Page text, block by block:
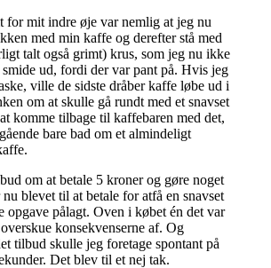
for mit indre øje var nemlig at jeg nu
med min kaffe og derefter stå med
talt også grimt) krus, som jeg nu ikke
ud, fordi der var pant på. Hvis jeg
ville de sidste dråber kaffe løbe ud i
om at skulle gå rundt med et snavset
komme tilbage til kaffebaren med det,
bare bad om et almindeligt
om at betale 5 kroner og gøre noget
blevet til at betale for atfå en snavset
opgave pålagt. Oven i købet én det var
konsekvenserne af. Og
tilbud skulle jeg foretage spontant på
Det blev til et nej tak.